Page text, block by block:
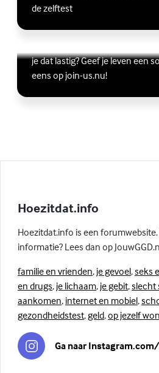
de zelftest
Vriendschap
je dat lastig? Geef je leven een
eens op join-us.nu!
Lees meer over Vriendschap
(Externe link)
Hoezitdat.info
Hoezitdat.info is een
informatie? Lees dan op
familie en vrienden, je gevoel,seks
en drugs, je lichaam, je gebit,slecht
aankomen, internet en mobiel,
gezondheidstest, geld,op jezelf
Ga naar